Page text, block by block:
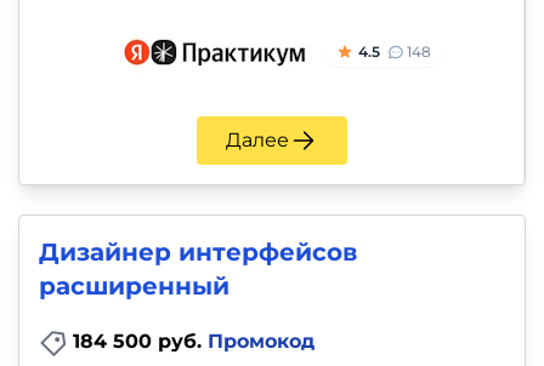
4.5 148
Далее
Дизайнер интерфейсов
расширенный
184 500 руб. Промокод